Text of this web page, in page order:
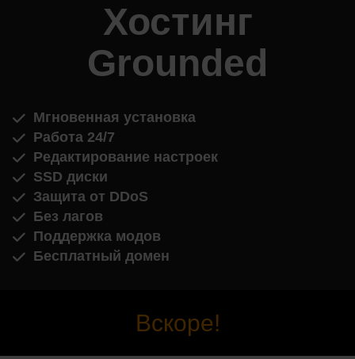
Хостинг
Grounded
Мгновенная установка
Работа 24/7
Редактирование настроек
SSD диски
Защита от DDoS
Без лагов
Поддержка модов
Бесплатный домен
Вскоре!